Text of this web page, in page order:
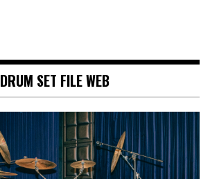
DRUM SET FILE WEB